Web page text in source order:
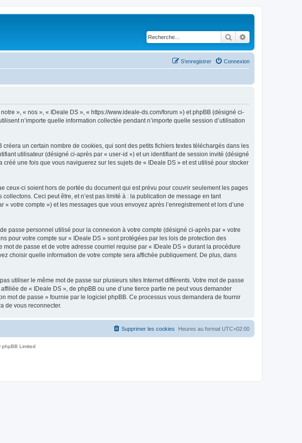
Rechercher
Connexion
S’enregistrer
», « nos », « IDeale DS », « https://www.ideale-ds.com/forum ») et phpBB (désigné ci-
n’importe quelle information collectée pendant n’importe quelle session d’utilisation
un certain nombre de cookies, qui sont des petits fichiers textes téléchargés dans les
utilisateur (désigné ci-après par « user-id ») et un identifiant de session invité (désigné
une fois que vous naviguerez sur les sujets de « IDeale DS » et est utilisé pour stocker
ci soient hors de portée du document qui est prévu pour couvrir seulement les pages
Ceci peut être, et n’est pas limité à : la publication de message en tant
votre compte ») et les messages que vous envoyez après l’enregistrement et lors d’une
passe personnel utilisé pour la connexion à votre compte (désigné ci-après par « votre
pour votre compte sur « IDeale DS » sont protégées par les lois de protection des
de passe et de votre adresse courriel requise par « IDeale DS » durant la procédure
choisir quelle information de votre compte sera affichée publiquement. De plus, dans
utiliser le même mot de passe sur plusieurs sites Internet différents. Votre mot de passe
de « IDeale DS », de phpBB ou une d’une tierce partie ne peut vous demander
mot de passe » fournie par le logiciel phpBB. Ce processus vous demandera de fournir
de vous reconnecter.
Heures au format UTC+02:00
Supprimer les cookies
Limited